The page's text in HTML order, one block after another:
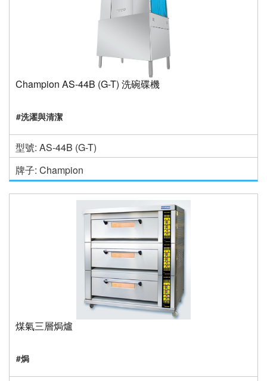
Champion AS-44B (G-T) 洗碗碟機
#洗濯與清潔
型號: AS-44B (G-T)
牌子: Champion
煤氣三層焗爐
#焗